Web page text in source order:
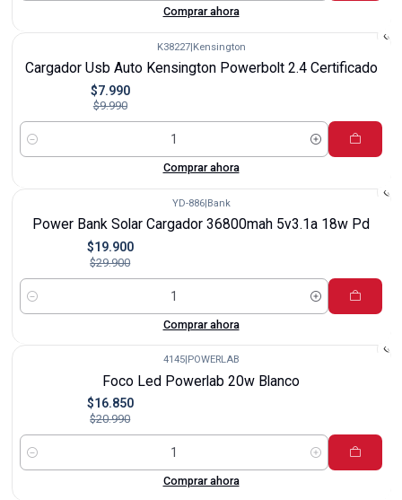
Comprar ahora
K38227|Kensington
Cargador Usb Auto Kensington Powerbolt 2.4 Certificado
$7.990
$9.990
Cantidad
Comprar ahora
YD-886|Bank
Power Bank Solar Cargador 36800mah 5v3.1a 18w Pd
$19.900
$29.900
Cantidad
Comprar ahora
4145| POWERLAB
Foco Led Powerlab 20w Blanco
$16.850
$20.990
Cantidad
Comprar ahora